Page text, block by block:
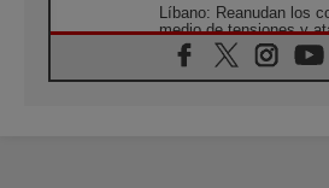
Líbano: Reanudan los
medio de tensiones y
país
06.08.2026